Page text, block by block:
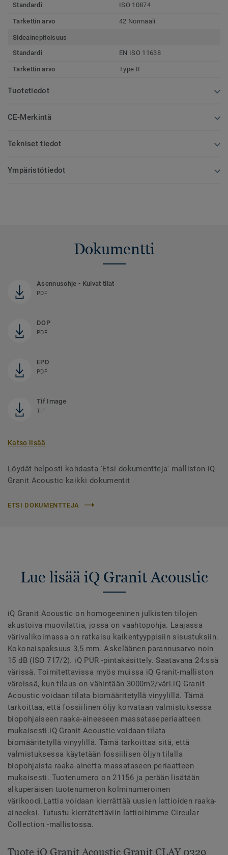
Standardi
ISO 10874
Tarkettin arvo 42 Normaali
Sideainepitoisuus
Standardi
EN ISO 11638
Tarkettin arvo Type II
Tuotetiedot
CE-Merkintä
Tekniset tiedot
Ympäristötiedot
Dokumentti
Asennusohje - Kuivat tilat
PDF
DOP
PDF
EPD
PDF
Tif Image
TIF
Katso lisää
Löydät helposti kohdasta 'Etsi dokumentteja' malliston iQ
Granit Acoustic kaikki dokumentit
ETSI DOKUMENTTEJA
Lue lisää iQ Granit Acoustic
iQ Granit Acoustic on homogeeninen julkisten tilojen
akustoiva muovilattia, jossa on vaahtopohja. Laajassa
värivalikoimassa on ratkaisu kaikentyyppisiin sisustuksiin.
Kokonaispaksuus 3,5 mm. Askeläänen parannusarvo noin
15 dB (ISO 717/2). iQ PUR -pintakäsittely. Saatavana 24:ssä
värissä. Toimitettavissa myös muissa iQ Granit-malliston
väreissä, kun tilaus on vähintään 3000m2/väri.iQ Granit
Acoustic voidaan tilata biomääritetyllä vinyylillä. Tämä
tarkoittaa, että fossiilinen öljy korvataan valmistuksessa
biopohjaiseen raaka-aineeseen massataseperiaatteen
mukaisesti.iQ Granit Acoustic voidaan tilata
biomääritetyllä vinyylillä. Tämä tarkoittaa sitä, että
valmistuksessa käytetään fossiilisen öljyn tilalla
biopohjaista raaka-ainetta massataseen periaatteen
mukaisesti. Tuotenumero on 21156 ja perään lisätään
alkuperäisen tuotenumeron kolminumeroinen
värikoodi.Lattia voidaan kierrättää uusien lattioiden raaka-
aineeksi. Tutustu kierrätettäviin lattioihimme Circular
Collection -mallistossa.
Tuote iQ Granit Acoustic Granit CLAY 0329